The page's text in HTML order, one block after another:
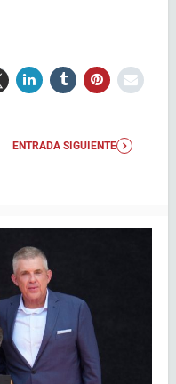
ENTRADA SIGUIENTE